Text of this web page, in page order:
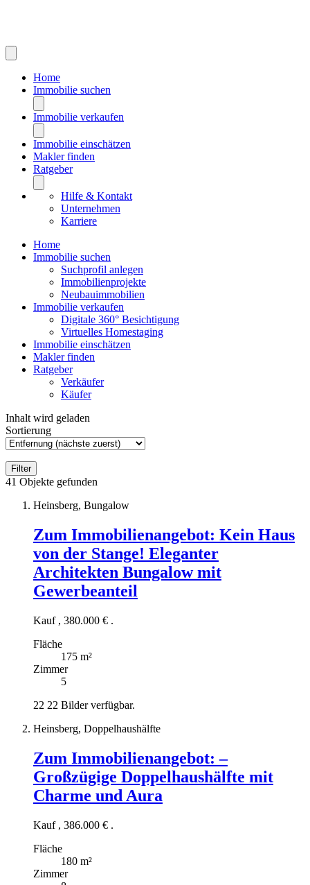
Home
Immobilie suchen
Immobilie verkaufen
Immobilie einschätzen
Makler finden
Ratgeber
Hilfe & Kontakt
Unternehmen
Karriere
Home
Immobilie suchen
Suchprofil anlegen
Immobilienprojekte
Neubauimmobilien
Immobilie verkaufen
Digitale 360° Besichtigung
Virtuelles Homestaging
Immobilie einschätzen
Makler finden
Ratgeber
Verkäufer
Käufer
Inhalt wird geladen
Sortierung
Filter
41 Objekte gefunden
Heinsberg, Bungalow
Zum Immobilienangebot: Kein Haus
von der Stange! Eleganter
Architekten Bungalow mit
Gewerbeanteil
Kauf , 380.000 € .
Fläche
175 m²
Zimmer
5
22 22 Bilder verfügbar.
Heinsberg, Doppelhaushälfte
Zum Immobilienangebot:–
Großzügige Doppelhaushälfte mit
Charme und Aura
Kauf , 386.000 € .
Fläche
180 m²
Zimmer